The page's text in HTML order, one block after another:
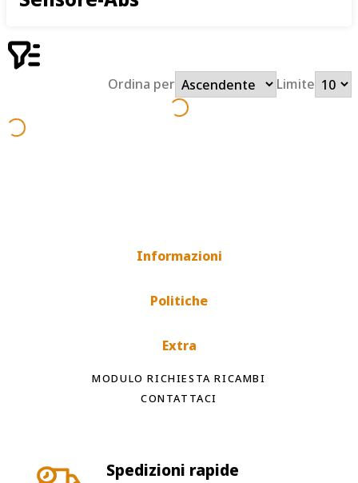
Ordina per Limite
Informazioni
Politiche
Extra
MODULO RICHIESTA RICAMBI
CONTATTACI
Spedizioni rapide